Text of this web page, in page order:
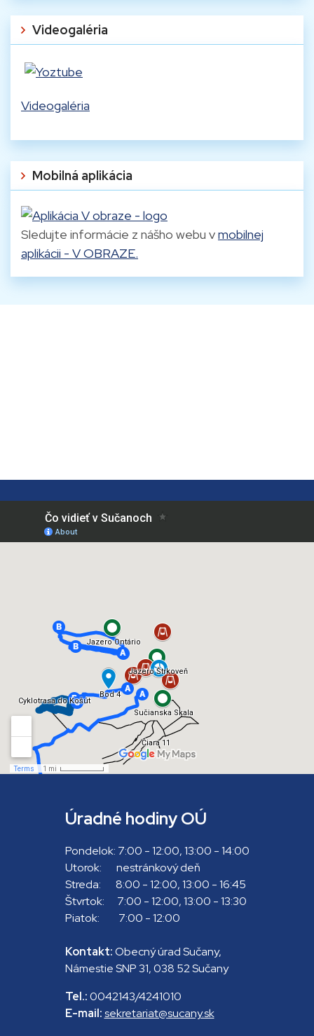
Videogaléria
Videogaléria
Mobilná aplikácia
Sledujte informácie z nášho webu vmobilnej
aplikácii - V OBRAZE.
Úradné hodiny OÚ
Pondelok: 7:00 - 12:00, 13:00 - 14:00
Utorok: nestránkový deň
Streda: 8:00 - 12:00, 13:00 - 16:45
Štvrtok: 7:00 - 12:00, 13:00 - 13:30
Piatok: 7:00 - 12:00
Kontakt:Obecný úrad Sučany,
Námestie SNP 31, 038 52 Sučany
Tel.:0042143/4241010
E-mail:sekretariat@sucany.sk